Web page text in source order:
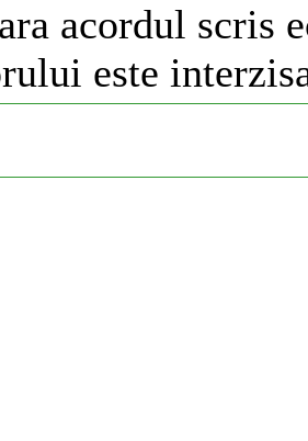
acordul scris
este